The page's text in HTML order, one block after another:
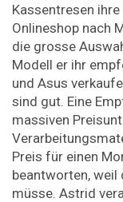
Kassentresen
Onlineshop nach
die grosse
Modell er ihr
und Asus
sind gut. Eine
massiven
Preis für einen
beantworten,
müsse. Astrid